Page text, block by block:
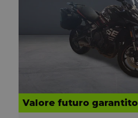
Valore futuro garantito